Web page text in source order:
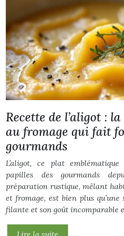
Recette de l’aligot :
au fromage qui fait
gourmands
L’aligot, ce plat
papilles des gourmands
préparation rustique, mêlant
et fromage, est bien plus
filante et son goût incomparable